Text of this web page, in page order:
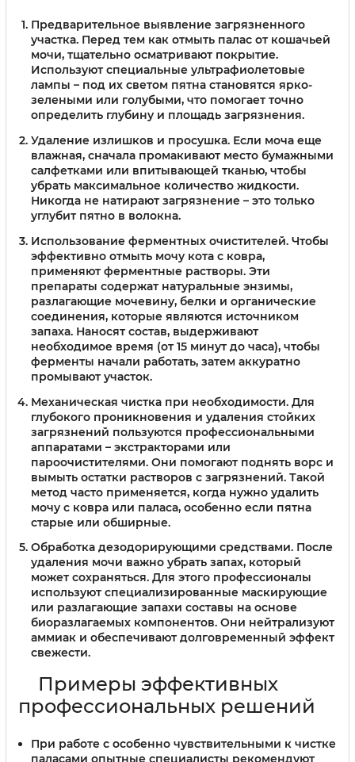
Предварительное выявление загрязненного
участка. Перед тем как отмыть палас от кошачьей
мочи, тщательно осматривают покрытие.
Используют специальные ультрафиолетовые
лампы – под их светом пятна становятся ярко-
зелеными или голубыми, что помогает точно
определить глубину и площадь загрязнения.
Удаление излишков и просушка. Если моча еще
влажная, сначала промакивают место бумажными
салфетками или впитывающей тканью, чтобы
убрать максимальное количество жидкости.
Никогда не натирают загрязнение – это только
углубит пятно в волокна.
Использование ферментных очистителей. Чтобы
эффективно отмыть мочу кота с ковра,
применяют ферментные растворы. Эти
препараты содержат натуральные энзимы,
разлагающие мочевину, белки и органические
соединения, которые являются источником
запаха. Наносят состав, выдерживают
необходимое время (от 15 минут до часа), чтобы
ферменты начали работать, затем аккуратно
промывают участок.
Механическая чистка при необходимости. Для
глубокого проникновения и удаления стойких
загрязнений пользуются профессиональными
аппаратами – экстракторами или
пароочистителями. Они помогают поднять ворс и
вымыть остатки растворов с загрязнений. Такой
метод часто применяется, когда нужно удалить
мочу с ковра или паласа, особенно если пятна
старые или обширные.
Обработка дезодорирующими средствами. После
удаления мочи важно убрать запах, который
может сохраняться. Для этого профессионалы
используют специализированные маскирующие
или разлагающие запахи составы на основе
биоразлагаемых компонентов. Они нейтрализуют
аммиак и обеспечивают долговременный эффект
свежести.
Примеры эффективных
профессиональных решений
При работе с особенно чувствительными к чистке
паласами опытные специалисты рекомендуют